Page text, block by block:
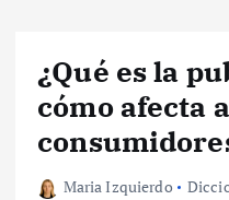
¿Qué es la
cómo afecta
Maria Izquierdo